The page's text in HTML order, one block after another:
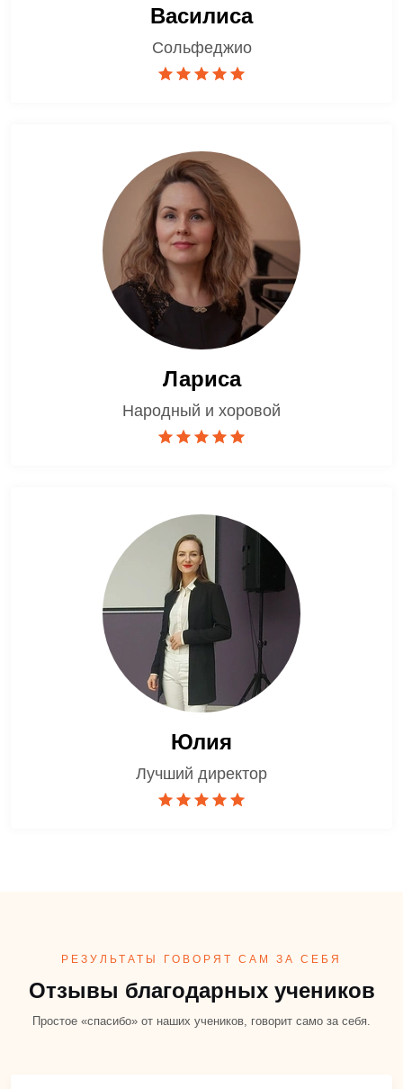
Василиса
Сольфеджио
Лариса
Народный и хоровой
Юлия
Лучший директор
РЕЗУЛЬТАТЫ ГОВОРЯТ САМ ЗА СЕБЯ
Отзывы благодарных учеников
Простое «спасибо» от наших учеников, говорит само за себя.